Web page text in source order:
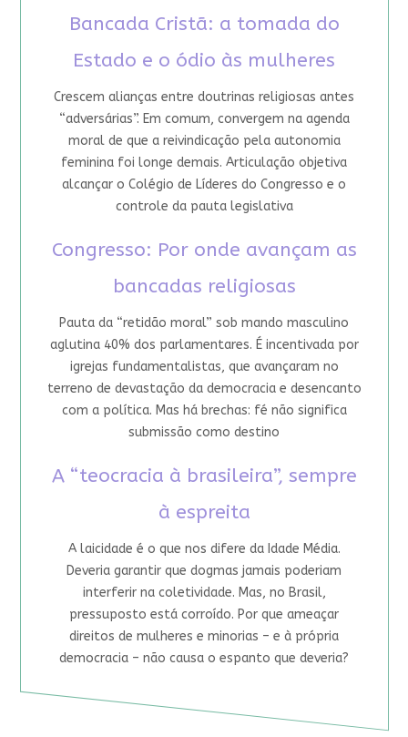
Bancada Cristã: a tomada do
Estado e o ódio às mulheres
Crescem alianças entre doutrinas religiosas antes
“adversárias”. Em comum, convergem na agenda
moral de que a reivindicação pela autonomia
feminina foi longe demais. Articulação objetiva
alcançar o Colégio de Líderes do Congresso e o
controle da pauta legislativa
Congresso: Por onde avançam as
bancadas religiosas
Pauta da “retidão moral” sob mando masculino
aglutina 40% dos parlamentares. É incentivada por
igrejas fundamentalistas, que avançaram no
terreno de devastação da democracia e desencanto
com a política. Mas há brechas: fé não significa
submissão como destino
A “teocracia à brasileira”, sempre
à espreita
A laicidade é o que nos difere da Idade Média.
Deveria garantir que dogmas jamais poderiam
interferir na coletividade. Mas, no Brasil,
pressuposto está corroído. Por que ameaçar
direitos de mulheres e minorias – e à própria
democracia – não causa o espanto que deveria?